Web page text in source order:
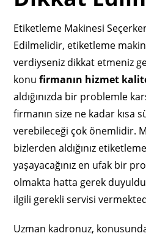
Etiketleme Makinesi
Edilmelidir, etiketleme
verdiyseniz dikkat etmeniz
konufirmanın hizmet
aldığınızda bir problemle
firmanın size ne kadar kısa
verebileceği çok önemlidir.
bizlerden aldığınız
yaşayacağınız en ufak bir
olmakta hatta gerek
ilgili gerekli servisi
Uzman kadronuz,